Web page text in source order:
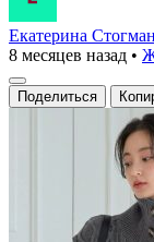
Екатерина Стогман
8 месяцев назад •
Поделиться